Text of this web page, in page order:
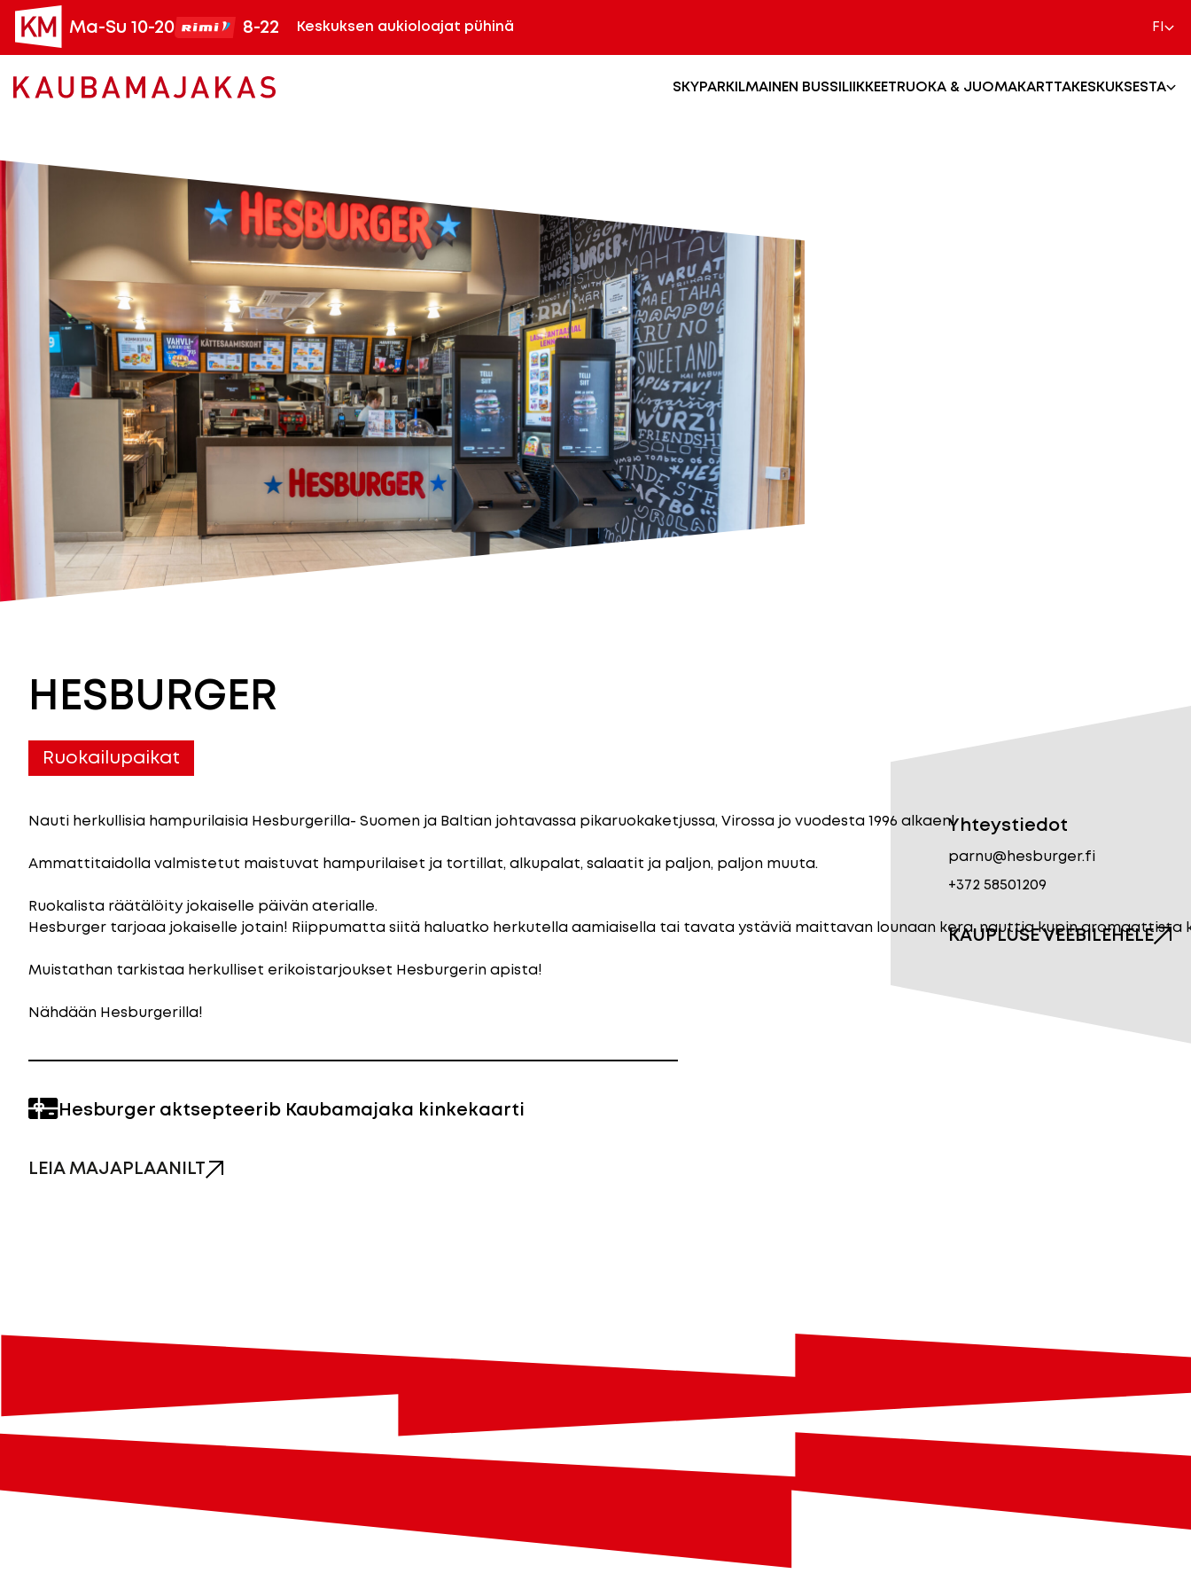
Ma-Su 10-20 8-22 Keskuksen aukioloajat pühinä FI
SKYPARK ILMAINEN BUSSI LIIKKEET RUOKA & JUOMAKARTTAKESKUKSESTA
HESBURGER
Ruokailupaikat
Nauti herkullisia hampurilaisia Hesburgerilla- Suomen ja Baltian johtavassa pikaruokaketjussa, Virossa jo vuodesta 1996 alkaen!
Ammattitaidolla valmistetut maistuvat hampurilaiset ja tortillat, alkupalat, salaatit ja paljon, paljon muuta.
Ruokalista räätälöity jokaiselle päivän aterialle.
Hesburger tarjoaa jokaiselle jotain! Riippumatta siitä haluatko herkutella aamiaisella tai tavata ystäviä maittavan lounaan kera, nauttia kupin aromaattista
Muistathan tarkistaa herkulliset erikoistarjoukset Hesburgerin apista!
Nähdään Hesburgerilla!
Hesburger aktsepteerib Kaubamajaka kinkekaarti
LEIA MAJAPLAANILT
Yhteystiedot
parnu@hesburger.fi
+372 58501209
KAUPLUSE VEEBILEHELE